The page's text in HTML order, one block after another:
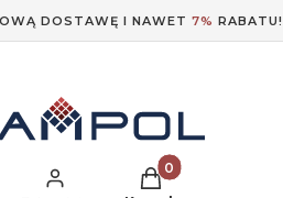
DOSTAWĘ I NAWET 7% RABATU!
Produkty w